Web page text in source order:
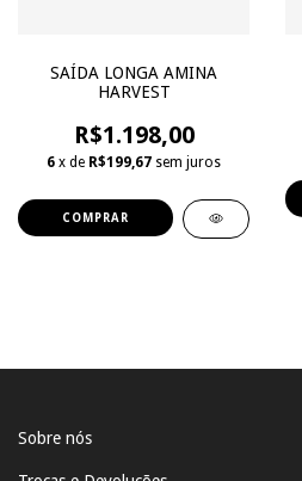
SAÍDA LONGA AMINA
HARVEST
R$1.198,00
6 x de R$199,67 sem juros
COMPRAR
Sobre nós